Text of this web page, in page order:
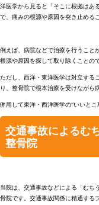
洋医学から見ると「そこに根拠はあ
で、痛みの根源や原因を突き止める
例えば、病院などで治療を行うこと
根源や原因を探して取り除くことの
ただし、西洋・東洋医学は対立する
り、整骨院で根本治療を受けながら
併用して東洋・西洋医学の“いいと
交通事故によるむ
整骨院
当院は、交通事故などによる「むち
骨院です。交通事故関係に精通する